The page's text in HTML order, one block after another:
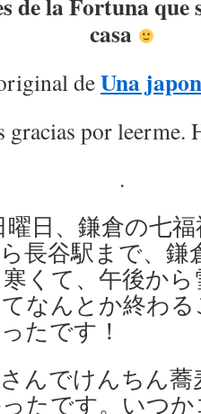
casa
deUna
por leerme.
.
日、鎌倉の七
長谷駅まで、
くて、午後か
なんとか終わ
たです！
んでけんちん
たです。いつ